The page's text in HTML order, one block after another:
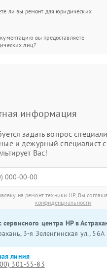
ли вы ремонт для юридических
вы предоставляете
лиц?
информация
задать вопрос
и дежурный специалист
Вас!
на ремонт техники HP, Вы
конфиденциальности
сервисного центра HP в
3-я Зеленгинская ул., 56А
линия
301-55-83